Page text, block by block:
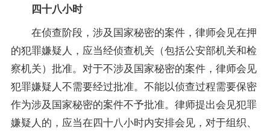
四十八小时
在侦查阶段，涉及国家秘密的案件，律师会见在押
的犯罪嫌疑人，应当经侦查机关（包括公安部机关和检
察机关）批准。对于不涉及国家秘密的案件，律师会见
犯罪嫌疑人不需要经过批准。不能以侦查过程需要保密
作为涉及国家秘密的案件不予批准。律师提出会见犯罪
嫌疑人的，应当在四十八小时内安排会见，对于组织、